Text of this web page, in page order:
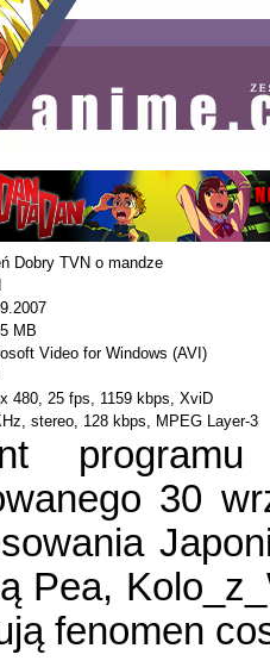
Dobry TVN o mandze
MB
Video for Windows (AVI)
480, 25 fps, 1159 kbps, XviD
stereo, 128 kbps, MPEG Layer-3
30
Pea,
fenomen